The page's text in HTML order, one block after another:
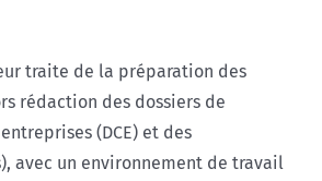
traite de la préparation des
rédaction des dossiers de
(DCE) et des
avec un environnement de travail